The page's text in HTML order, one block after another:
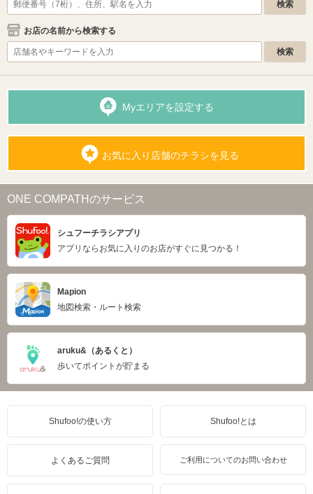
お店の名前から検索する
Myエリアを設定する
お気に入り店舗のチラシを見る
ONE COMPATHのサービス
シュフーチラシアプリ
アプリならお気に入りのお店がすぐに見つかる！
Mapion
地図検索・ルート検索
aruku&（あるくと）
歩いてポイントが貯まる
Shufoo!の使い方 Shufoo!とは
よくあるご質問 ご利用についてのお問い合わせ